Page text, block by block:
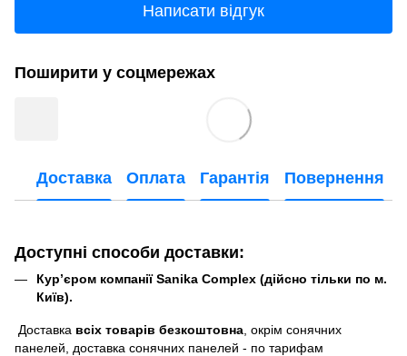
Написати відгук
Поширити у соцмережах
Доставка Оплата Гарантія Повернення
Доступні способи доставки:
Кур’єром компанії Sanika Complex (дійсно тільки по м.
Київ).
Доставка всіх товарів безкоштовна , окрім сонячних
панелей, доставка сонячних панелей - по тарифам